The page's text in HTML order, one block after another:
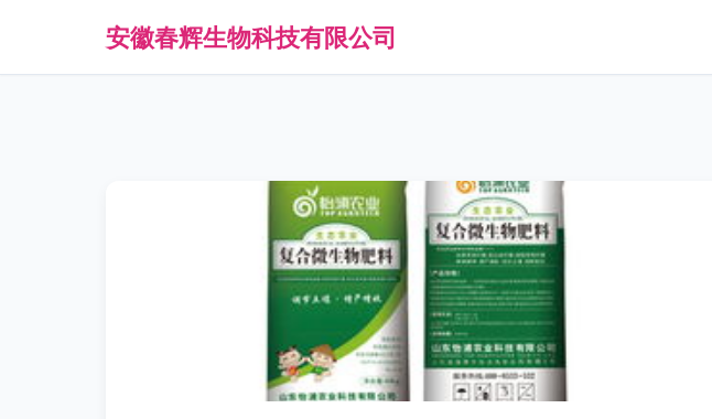
安徽春辉生物科技有限公司